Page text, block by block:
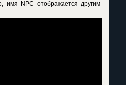
имя NPC отображается другим